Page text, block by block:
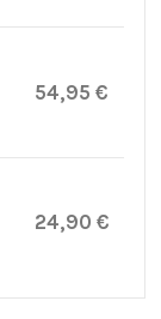
54,95 €
24,90 €